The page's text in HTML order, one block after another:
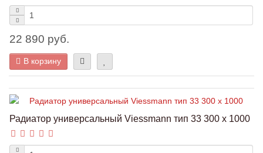
22 890 руб.
В корзину
Радиатор универсальный Viessmann тип 33 300 x 1000